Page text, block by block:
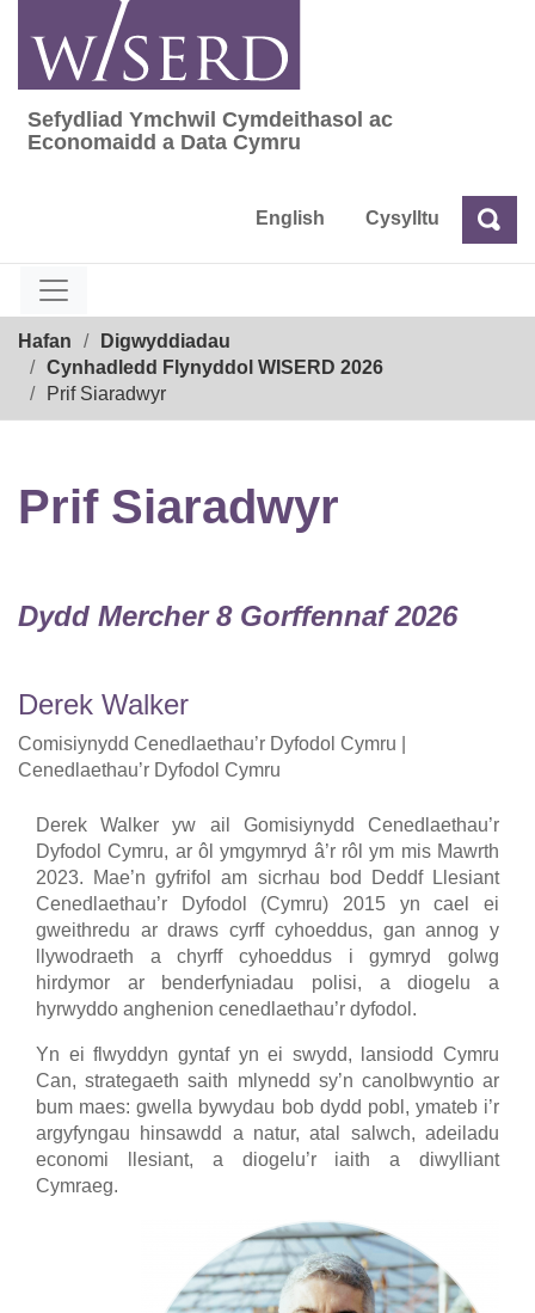
content
Sefydliad Ymchwil Cymdeithasol ac
Sefydliad Ymchwil Cymdeithasol ac
Economaidd a Data Cymru
English Cysylltu Chwilio
Hafan
Digwyddiadau
Cynhadledd Flynyddol WISERD 2026
Prif Siaradwyr
Prif Siaradwyr
Dydd Mercher 8 Gorffennaf 2026
Derek Walker
Comisiynydd Cenedlaethau’r Dyfodol Cymru |
Cenedlaethau’r Dyfodol Cymru
Derek Walker yw ail Gomisiynydd Cenedlaethau’r
Dyfodol Cymru, ar ôl ymgymryd â’r rôl ym mis Mawrth
2023. Mae’n gyfrifol am sicrhau bod Deddf Llesiant
Cenedlaethau’r Dyfodol (Cymru) 2015 yn cael ei
gweithredu ar draws cyrff cyhoeddus, gan annog y
llywodraeth a chyrff cyhoeddus i gymryd golwg
hirdymor ar benderfyniadau polisi, a diogelu a
hyrwyddo anghenion cenedlaethau’r dyfodol.
Yn ei flwyddyn gyntaf yn ei swydd, lansiodd Cymru
Can, strategaeth saith mlynedd sy’n canolbwyntio ar
bum maes: gwella bywydau bob dydd pobl, ymateb i’r
argyfyngau hinsawdd a natur, atal salwch, adeiladu
economi llesiant, a diogelu’r iaith a diwylliant
Cymraeg.